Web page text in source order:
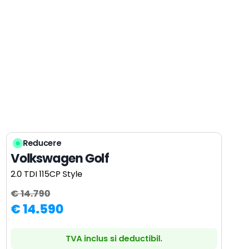
Reducere
Volkswagen Golf
2.0 TDI 115CP Style
€ 14.790
€ 14.590
TVA inclus si deductibil.